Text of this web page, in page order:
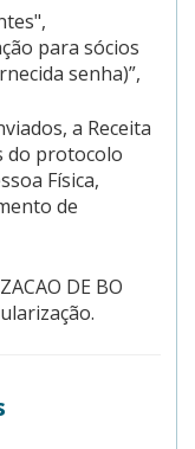
para sócios
senha)”,
a Receita
do protocolo
Física,
de
DE BO